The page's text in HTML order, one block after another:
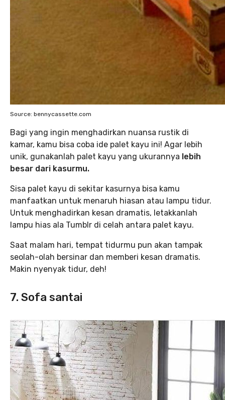
Source: bennycassette.com
Bagi yang ingin menghadirkan nuansa rustik di
kamar, kamu bisa coba ide palet kayu ini! Agar lebih
unik, gunakanlah palet kayu yang ukurannya lebih
besar dari kasurmu.
Sisa palet kayu di sekitar kasurnya bisa kamu
manfaatkan untuk menaruh hiasan atau lampu tidur.
Untuk menghadirkan kesan dramatis, letakkanlah
lampu hias ala Tumblr di celah antara palet kayu.
Saat malam hari, tempat tidurmu pun akan tampak
seolah-olah bersinar dan memberi kesan dramatis.
Makin nyenyak tidur, deh!
7. Sofa santai